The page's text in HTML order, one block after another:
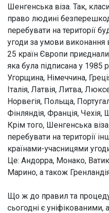
Шенгенська віза. Так,
право людині
перебувати на території
угоди за умови виконання
25 країн Європи
яка була підписана у 1985
Угорщина, Німеччина,
Італія, Латвія, Литва,
Норвегія, Польща,
Фінляндія, Франція, Чехія,
Крім того, Шенгенська
перебувати на території
країнами-учасницями
Це: Андорра, Монако,
Марино, а також
Що ж до правил та
сьогодні є